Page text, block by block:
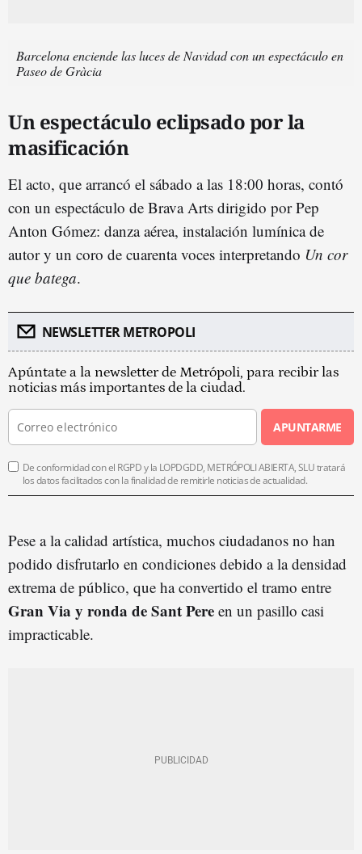
Barcelona enciende las luces de Navidad con un espectáculo en
Paseo de Gràcia
Un espectáculo eclipsado por la
masificación
El acto, que arrancó el sábado a las 18:00 horas, contó
con un espectáculo de Brava Arts dirigido por Pep
Anton Gómez: danza aérea, instalación lumínica de
autor y un coro de cuarenta voces interpretando Un cor
que batega.
NEWSLETTER METROPOLI
Apúntate a la newsletter de Metrópoli, para recibir las
noticias más importantes de la ciudad.
APUNTARME
De conformidad con el RGPD y la LOPDGDD, METRÓPOLI ABIERTA, SLU tratará
los datos facilitados con la finalidad de remitirle noticias de actualidad.
Pese a la calidad artística, muchos ciudadanos no han
podido disfrutarlo en condiciones debido a la densidad
extrema de público, que ha convertido el tramo entre
Gran Via y ronda de Sant Pere en un pasillo casi
impracticable.